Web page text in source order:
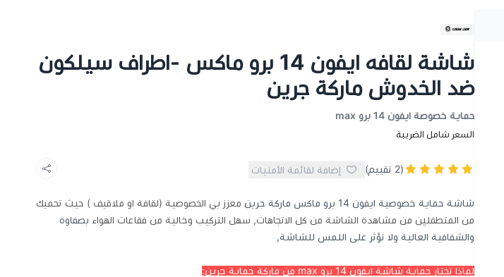
شاشة لقافه ايفون 14 برو ماكس -اطراف سيلكون
ضد الخدوش ماركة جرين
حماية خصوصة ايفون 14 برو max
السعر شامل الضريبة
(2 تقييم) إضافة لقائمة الأمنيات
شاشة حماية خصوصية ايفون 14 برو ماكس ماركة جرين
معزز بي الخصوصية (لقافة او ملاقيف ) حيث تحميك
من المتطفلين من مشاهدة الشاشة من كل الاتجاهات, سهل التركيب وخالية من فقاعات الهواء بصفاوة
والشفافية العالية ولا تؤثر على اللمس للشاشة,
لماذا تختار حماية شاشة ايفون 14 برو max من ماركة حماية جرين: